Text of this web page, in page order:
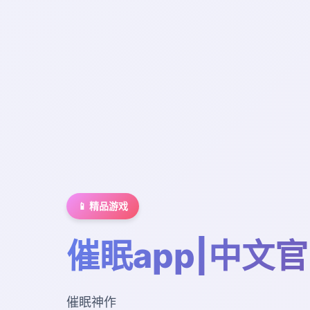
📱 精品游戏
催眠app|中文
催眠神作